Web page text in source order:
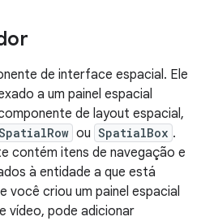
de interface espacial. Ele
a um painel espacial
de layout espacial,
ou SpatialBox .
contém itens de navegação e
à entidade a que está
você criou um painel espacial
vídeo, pode adicionar